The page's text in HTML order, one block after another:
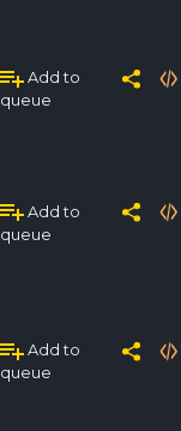
Add to
queue
Add to
queue
Add to
queue